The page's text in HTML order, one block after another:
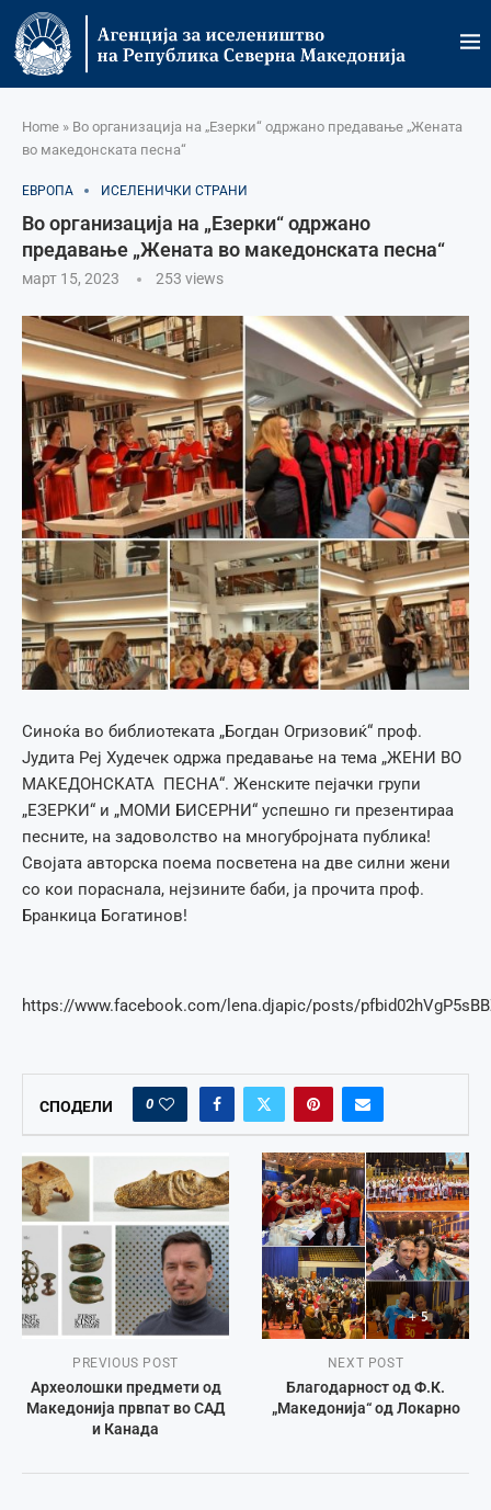
Home » Во организација на „Езерки“ одржано предавање „Жената
во македонската песна“
ЕВРОПА ИСЕЛЕНИЧКИ СТРАНИ
Во организација на „Езерки“ одржано
предавање „Жената во македонската песна“
март 15, 2023 253 views
Синоќа во библиотеката „Богдан Огризовиќ“ проф.
Јудита Реј Худечек одржа предавање на тема „ЖЕНИ ВО
МАКЕДОНСКАТА ПЕСНА“. Женските пејачки групи
„ЕЗЕРКИ“ и „МОМИ БИСЕРНИ“ успешно ги презентираа
песните, на задоволство на многубројната публика!
Својата авторска поема посветена на две силни жени
со кои пораснала, нејзините баби, ја прочита проф.
Бранкица Богатинов!
https://www.facebook.com/lena.djapic/posts/
СПОДЕЛИ 0
PREVIOUS POST
Археолошки предмети од
Македонија првпат во САД
и Канада
NEXT POST
Благодарност од Ф.К.
„Македонија“ од Локарно